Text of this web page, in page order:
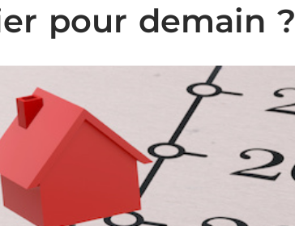
pour demain ?